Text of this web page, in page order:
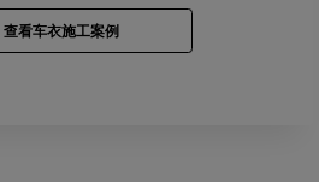
查看车衣施工案例